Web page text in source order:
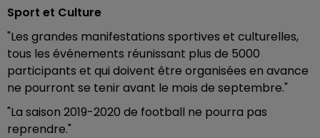
Sport et Culture
"Les grandes manifestations sportives et culturelles,
tous les événements réunissant plus de 5000
participants et qui doivent être organisées en avance
ne pourront se tenir avant le mois de septembre."
"La saison 2019-2020 de football ne pourra pas
reprendre."